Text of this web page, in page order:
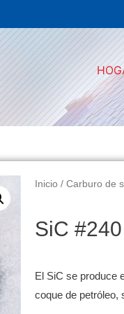
Inicio /Carburo de
SiC
El SiC se produce
coque de petróleo,